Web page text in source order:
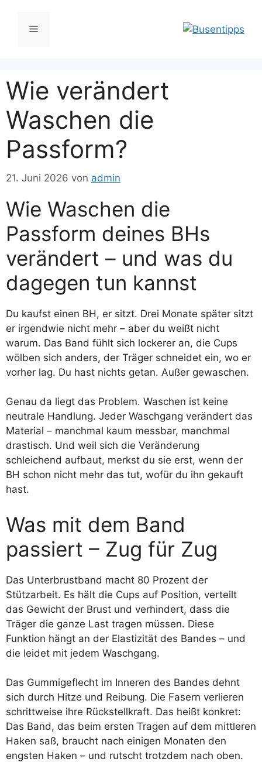
springen
Menü
Wie verändert
Waschen die
Passform?
21. Juni 2026 von admin
Wie Waschen die
Passform deines BHs
verändert – und was du
dagegen tun kannst
Du kaufst einen BH, er sitzt. Drei Monate später sitzt
er irgendwie nicht mehr – aber du weißt nicht
warum. Das Band fühlt sich lockerer an, die Cups
wölben sich anders, der Träger schneidet ein, wo er
vorher lag. Du hast nichts getan. Außer gewaschen.
Genau da liegt das Problem. Waschen ist keine
neutrale Handlung. Jeder Waschgang verändert das
Material – manchmal kaum messbar, manchmal
drastisch. Und weil sich die Veränderung
schleichend aufbaut, merkst du sie erst, wenn der
BH schon nicht mehr das tut, wofür du ihn gekauft
hast.
Was mit dem Band
passiert – Zug für Zug
Das Unterbrustband macht 80 Prozent der
Stützarbeit. Es hält die Cups auf Position, verteilt
das Gewicht der Brust und verhindert, dass die
Träger die ganze Last tragen müssen. Diese
Funktion hängt an der Elastizität des Bandes – und
die leidet mit jedem Waschgang.
Das Gummigeflecht im Inneren des Bandes dehnt
sich durch Hitze und Reibung. Die Fasern verlieren
schrittweise ihre Rückstellkraft. Das heißt konkret:
Das Band, das beim ersten Tragen auf dem mittleren
Haken saß, braucht nach einigen Monaten den
engsten Haken – und rutscht trotzdem nach oben.